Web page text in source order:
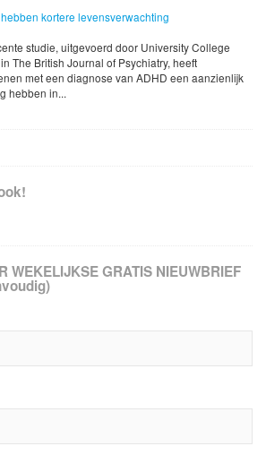
kortere levensverwachting
studie, uitgevoerd door University College
The British Journal of Psychiatry, heeft
met een diagnose van ADHD een aanzienlijk
hebben in...
WEKELIJKSE GRATIS NIEUWBRIEF